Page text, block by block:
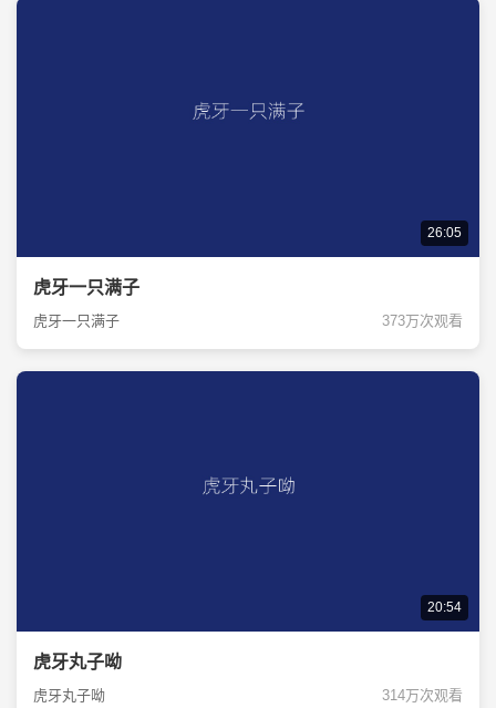
26:05
虎牙一只满子
虎牙一只满子 373万次观看
20:54
虎牙丸子呦
虎牙丸子呦 314万次观看